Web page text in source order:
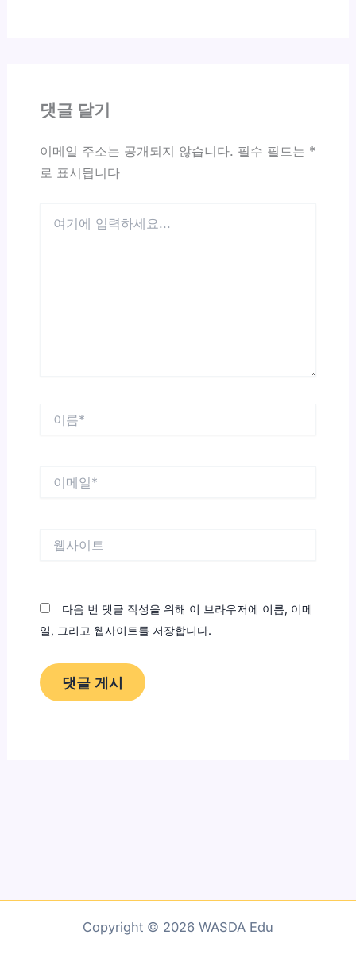
댓글 달기
이메일 주소는 공개되지 않습니다. 필수 필드는 *
로 표시됩니다
다음 번 댓글 작성을 위해 이 브라우저에 이름, 이메
일, 그리고 웹사이트를 저장합니다.
Copyright © 2026 WASDA Edu